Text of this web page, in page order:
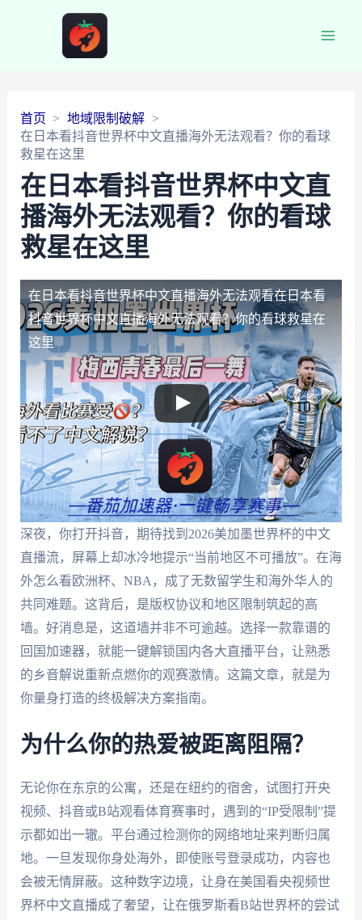
首页
地域限制破解
在日本看抖音世界杯中文直播海外无法观看？你的看球
救星在这里
在日本看抖音世界杯中文直
播海外无法观看？你的看球
救星在这里
在日本看抖音世界杯中文直播海外无法观看在日本看
抖音世界杯中文直播海外无法观看？你的看球救星在
这里
深夜，你打开抖音，期待找到2026美加墨世界杯的中文
直播流，屏幕上却冰冷地提示“当前地区不可播放”。在海
外怎么看欧洲杯、NBA，成了无数留学生和海外华人的
共同难题。这背后，是版权协议和地区限制筑起的高
墙。好消息是，这道墙并非不可逾越。选择一款靠谱的
回国加速器，就能一键解锁国内各大直播平台，让熟悉
的乡音解说重新点燃你的观赛激情。这篇文章，就是为
你量身打造的终极解决方案指南。
为什么你的热爱被距离阻隔？
无论你在东京的公寓，还是在纽约的宿舍，试图打开央
视频、抖音或B站观看体育赛事时，遇到的“IP受限制”提
示都如出一辙。平台通过检测你的网络地址来判断归属
地。一旦发现你身处海外，即使账号登录成功，内容也
会被无情屏蔽。这种数字边境，让身在美国看央视频世
界杯中文直播成了奢望，让在俄罗斯看B站世界杯的尝试